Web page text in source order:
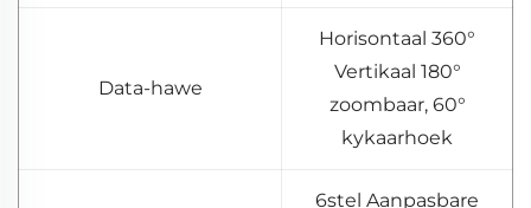
Data-hawe
Horisontaal 360°
Vertikaal 180°
zoombaar, 60°
kykaarhoek
6stel Aanpasbare